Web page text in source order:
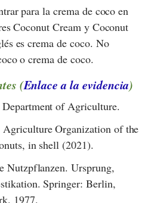
para la crema de coco en
Coconut Cream y Coconut
es crema de coco. No
o crema de coco.
(Enlace a la evidencia)
of Agriculture.
Organization of the
in shell (2021).
Nutzpflanzen. Ursprung,
Springer: Berlin,
1977.